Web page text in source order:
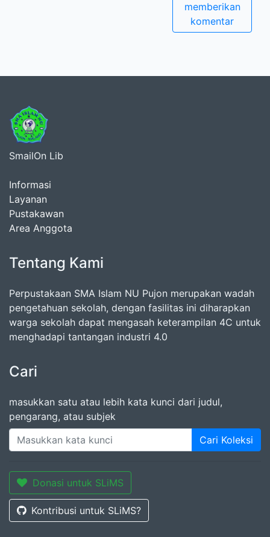
memberikan
komentar
SmailOn Lib
Informasi
Layanan
Pustakawan
Area Anggota
Tentang Kami
Perpustakaan SMA Islam NU Pujon merupakan wadah
pengetahuan sekolah, dengan fasilitas ini diharapkan
warga sekolah dapat mengasah keterampilan 4C untuk
menghadapi tantangan industri 4.0
Cari
masukkan satu atau lebih kata kunci dari judul,
pengarang, atau subjek
Cari Koleksi
Donasi untuk SLiMS
Kontribusi untuk SLiMS?